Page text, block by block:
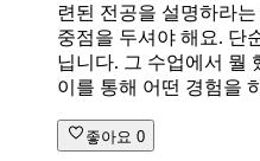
련된 전공을 설명하라
중점을 두셔야 해요. 단
닙니다. 그 수업에서 뭘
이를 통해 어떤 경험을
좋아요 0